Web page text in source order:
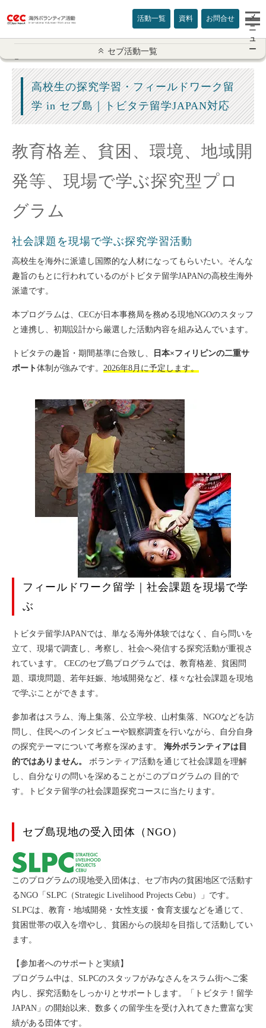
活動一覧 資料 お問合せ
メ
ニ
ュ
ー
ボランティア概要
説明会のご案内
日本語教育
英会話と活動
高校生トビタテ
グループ紹介
親子で活動
セブプログラム情報
セブへの思い入れ
よくある質問
フィリピン教育
フィリピン貧困
セブ活動一覧
高校生の探究学習・フィールドワーク留
学 in セブ島｜トビタテ留学JAPAN対応
教育格差、貧困、環境、地域開
発等、現場で学ぶ探究型プロ
グラム
社会課題を現場で学ぶ探究学習活動
高校生を海外に派遣し国際的な人材になってもらいたい。そんな
趣旨のもとに行われているのがトビタテ留学JAPANの高校生海外
派遣です。
本プログラムは、CECが日本事務局を務める現地NGOのスタッフ
と連携し、初期設計から厳選した活動内容を組み込んでいます。
トビタテの趣旨・期間基準に合致し、
日本×フィリピンの二重サ
ポート体制が強みです。 2026年8月に予定します。
フィールドワーク留学｜社会課題を現場で学
ぶ
トビタテ留学JAPANでは、単なる海外体験ではなく、自ら問いを
立て、現場で調査し、考察し、社会へ発信する探究活動が重視さ
れています。 CECのセブ島プログラムでは、教育格差、貧困問
題、環境問題、若年妊娠、地域開発など、様々な社会課題を現地
で学ぶことができます。
参加者はスラム、海上集落、公立学校、山村集落、NGOなどを訪
問し、住民へのインタビューや観察調査を行いながら、自分自身
の探究テーマについて考察を深めます。 海外ボランティアは目
的ではありません。
ボランティア活動を通じて社会課題を理解
し、自分なりの問いを深めることがこのプログラムの 目的で
す。トビタテ留学の社会課題探究コースに当たります。
セブ島現地の受入団体（NGO）
このプログラムの現地受入団体は、セブ市内の貧困地区で活動す
るNGO「SLPC（Strategic Livelihood Projects Cebu）」です。
SLPCは、教育・地域開発・女性支援・食育支援などを通じて、
貧困世帯の収入を増やし、貧困からの脱却を目指して活動してい
ます。
【参加者へのサポートと実績】
プログラム中は、SLPCのスタッフがみなさんをスラム街へご案
内し、探究活動をしっかりとサポートします。「トビタテ！留学
JAPAN」の開始以来、数多くの留学生を受け入れてきた豊富な実
績がある団体です。